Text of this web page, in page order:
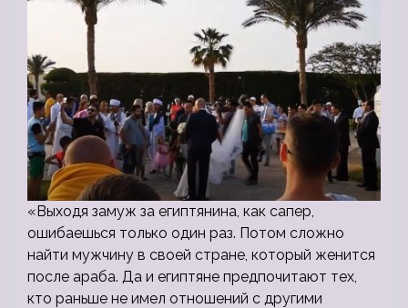
«Выходя замуж за египтянина, как сапер,
ошибаешься только один раз. Потом сложно
найти мужчину в своей стране, который женится
после араба. Да и египтяне предпочитают тех,
кто раньше не имел отношений с другими